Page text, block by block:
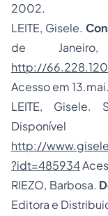
2002.
LEITE, Gisele.
de
http://
Acesso em
LEITE,
http://
?idt=485934
RIEZO, Barbosa.
Editora e